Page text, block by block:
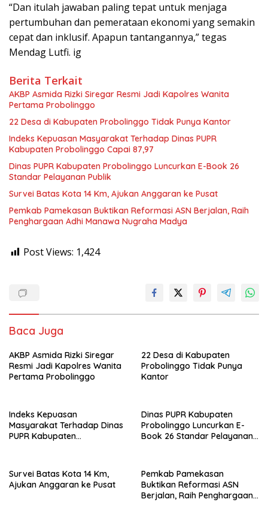
“Dan itulah jawaban paling tepat untuk menjaga
pertumbuhan dan pemerataan ekonomi yang semakin
cepat dan inklusif. Apapun tantangannya,” tegas
Mendag Lutfi. ig
Berita Terkait
AKBP Asmida Rizki Siregar Resmi Jadi Kapolres Wanita
Pertama Probolinggo
22 Desa di Kabupaten Probolinggo Tidak Punya Kantor
Indeks Kepuasan Masyarakat Terhadap Dinas PUPR
Kabupaten Probolinggo Capai 87,97
Dinas PUPR Kabupaten Probolinggo Luncurkan E-Book 26
Standar Pelayanan Publik
Survei Batas Kota 14 Km, Ajukan Anggaran ke Pusat
Pemkab Pamekasan Buktikan Reformasi ASN Berjalan, Raih
Penghargaan Adhi Manawa Nugraha Madya
Post Views: 1,424
Baca Juga
AKBP Asmida Rizki Siregar
Resmi Jadi Kapolres Wanita
Pertama Probolinggo
22 Desa di Kabupaten
Probolinggo Tidak Punya
Kantor
Indeks Kepuasan
Masyarakat Terhadap Dinas
PUPR Kabupaten
Dinas PUPR Kabupaten
Probolinggo Luncurkan E-
Book 26 Standar Pelayanan
Survei Batas Kota 14 Km,
Ajukan Anggaran ke Pusat
Pemkab Pamekasan
Buktikan Reformasi ASN
Berjalan, Raih Penghargaan